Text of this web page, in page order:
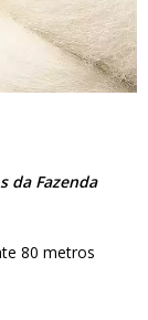
da Fazenda
80 metros